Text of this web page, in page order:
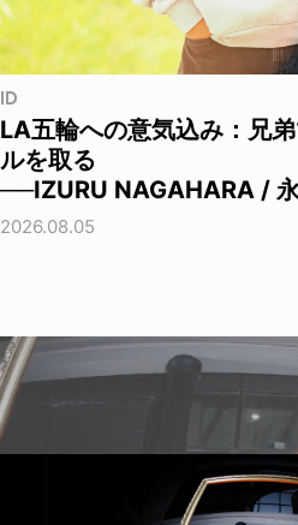
ID
LA五輪への意気込み：兄
ルを取る
──IZURU NAGAHARA /
2026.08.05